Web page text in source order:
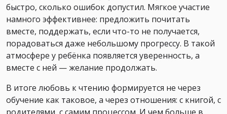
быстро, сколько ошибок допустил. Мягкое участие
намного эффективнее: предложить почитать
вместе, поддержать, если что-то не получается,
порадоваться даже небольшому прогрессу. В такой
атмосфере у ребёнка появляется уверенность, а
вместе с ней — желание продолжать.
В итоге любовь к чтению формируется не через
обучение как таковое, а через отношения: с книгой, с